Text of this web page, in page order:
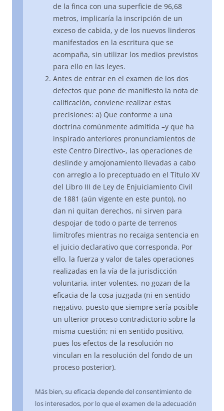
de la finca con una superficie de 96,68
metros, implicaría la inscripción de un
exceso de cabida, y de los nuevos linderos
manifestados en la escritura que se
acompaña, sin utilizar los medios previstos
para ello en las leyes.
Antes de entrar en el examen de los dos
defectos que pone de manifiesto la nota de
calificación, conviene realizar estas
precisiones: a) Que conforme a una
doctrina comúnmente admitida –y que ha
inspirado anteriores pronunciamientos de
este Centro Directivo-, las operaciones de
deslinde y amojonamiento llevadas a cabo
con arreglo a lo preceptuado en el Título XV
del Libro III de Ley de Enjuiciamiento Civil
de 1881 (aún vigente en este punto), no
dan ni quitan derechos, ni sirven para
despojar de todo o parte de terrenos
limítrofes mientras no recaiga sentencia en
el juicio declarativo que corresponda. Por
ello, la fuerza y valor de tales operaciones
realizadas en la vía de la jurisdicción
voluntaria, inter volentes, no gozan de la
eficacia de la cosa juzgada (ni en sentido
negativo, puesto que siempre sería posible
un ulterior proceso contradictorio sobre la
misma cuestión; ni en sentido positivo,
pues los efectos de la resolución no
vinculan en la resolución del fondo de un
proceso posterior).
Más bien, su eficacia depende del consentimiento de
los interesados, por lo que el examen de la adecuación